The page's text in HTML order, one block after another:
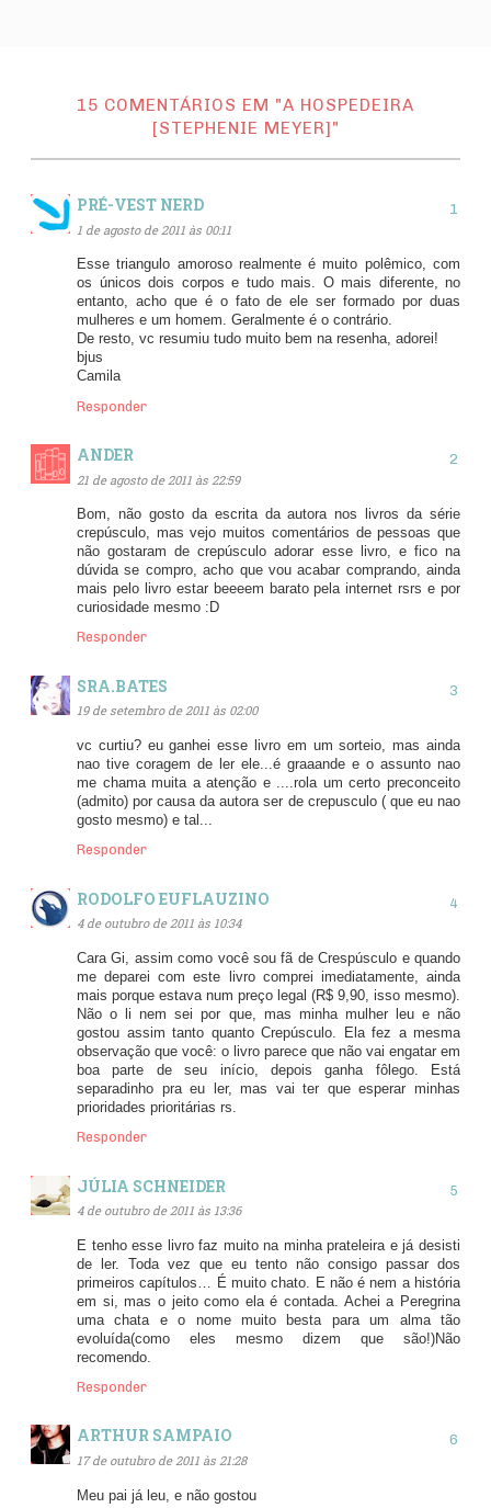
15 COMENTÁRIOS EM "A HOSPEDEIRA
[STEPHENIE MEYER]"
PRÉ-VEST NERD
1 de agosto de 2011 às 00:11
Esse triangulo amoroso realmente é muito polêmico, com
os únicos dois corpos e tudo mais. O mais diferente, no
entanto, acho que é o fato de ele ser formado por duas
mulheres e um homem. Geralmente é o contrário.
De resto, vc resumiu tudo muito bem na resenha, adorei!
bjus
Camila
Responder
ANDER
21 de agosto de 2011 às 22:59
Bom, não gosto da escrita da autora nos livros da série
crepúsculo, mas vejo muitos comentários de pessoas que
não gostaram de crepúsculo adorar esse livro, e fico na
dúvida se compro, acho que vou acabar comprando, ainda
mais pelo livro estar beeeem barato pela internet rsrs e por
curiosidade mesmo :D
Responder
SRA.BATES
19 de setembro de 2011 às 02:00
vc curtiu? eu ganhei esse livro em um sorteio, mas ainda
nao tive coragem de ler ele...é graaande e o assunto nao
me chama muita a atenção e ....rola um certo preconceito
(admito) por causa da autora ser de crepusculo ( que eu nao
gosto mesmo) e tal...
Responder
RODOLFO EUFLAUZINO
4 de outubro de 2011 às 10:34
Cara Gi, assim como você sou fã de Crespúsculo e quando
me deparei com este livro comprei imediatamente, ainda
mais porque estava num preço legal (R$ 9,90, isso mesmo).
Não o li nem sei por que, mas minha mulher leu e não
gostou assim tanto quanto Crepúsculo. Ela fez a mesma
observação que você: o livro parece que não vai engatar em
boa parte de seu início, depois ganha fôlego. Está
separadinho pra eu ler, mas vai ter que esperar minhas
prioridades prioritárias rs.
Responder
JÚLIA SCHNEIDER
4 de outubro de 2011 às 13:36
E tenho esse livro faz muito na minha prateleira e já desisti
de ler. Toda vez que eu tento não consigo passar dos
primeiros capítulos… É muito chato. E não é nem a história
em si, mas o jeito como ela é contada. Achei a Peregrina
uma chata e o nome muito besta para um alma tão
evoluída(como eles mesmo dizem que são!)Não
recomendo.
Responder
ARTHUR SAMPAIO
17 de outubro de 2011 às 21:28
Meu pai já leu, e não gostou